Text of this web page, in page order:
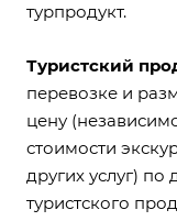
турпродукт.
Туристский
перевозке и
цену
стоимости
других услуг)
туристского